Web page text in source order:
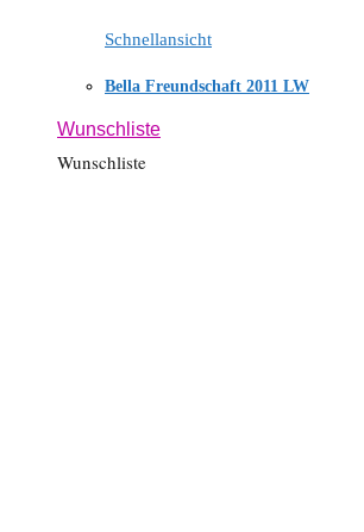
Schnellansicht
Bella Freundschaft 2011 LW
Wunschliste
Wunschliste